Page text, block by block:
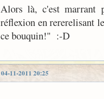
Alors là, c'est marrant
réflexion en rererelisant
ce bouquin!" :-D
04-11-2011 20:25